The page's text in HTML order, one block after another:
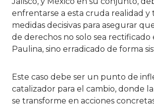
enfrentarse a esta cruda realidad y
medidas decisivas para asegurar
de derechos no solo sea rectificado
Paulina, sino erradicado de forma
Este caso debe ser un punto de
catalizador para el cambio, donde
se transforme en acciones